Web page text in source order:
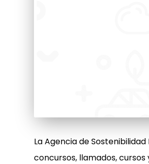
La Agencia de
concursos, llamados,